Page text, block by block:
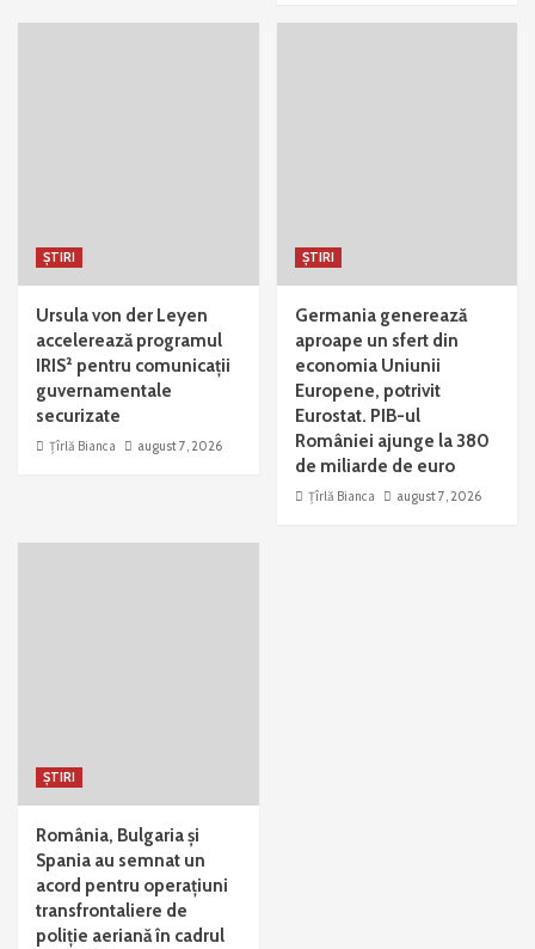
ȘTIRI
Ursula von der Leyen
accelerează programul
IRIS² pentru comunicații
guvernamentale
securizate
Țîrlă Bianca august 7, 2026
ȘTIRI
Germania generează
aproape un sfert din
economia Uniunii
Europene, potrivit
Eurostat. PIB-ul
României ajunge la 380
de miliarde de euro
Țîrlă Bianca august 7, 2026
ȘTIRI
România, Bulgaria și
Spania au semnat un
acord pentru operațiuni
transfrontaliere de
poliție aeriană în cadrul